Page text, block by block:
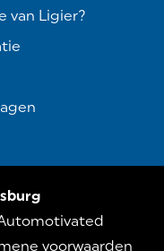
van Ligier?
voorwaarden